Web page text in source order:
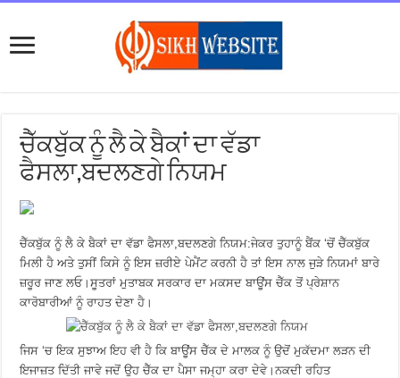
ਚੈੱਕਬੁੱਕ ਨੂੰ ਲੈ ਕੇ ਬੈਕਾਂ ਦਾ ਵੱਡਾ
ਫੈਸਲਾ,ਬਦਲਣਗੇ ਨਿਯਮ
ਚੈੱਕਬੁੱਕ ਨੂੰ ਲੈ ਕੇ ਬੈਕਾਂ ਦਾ ਵੱਡਾ ਫੈਸਲਾ,ਬਦਲਣਗੇ ਨਿਯਮ:ਜੇਕਰ ਤੁਹਾਨੂੰ ਬੈਂਕ ‘ਚੋਂ ਚੈੱਕਬੁੱਕ
ਮਿਲੀ ਹੈ ਅਤੇ ਤੁਸੀਂ ਕਿਸੇ ਨੂੰ ਇਸ ਜ਼ਰੀਏ ਪੇਮੈਂਟ ਕਰਨੀ ਹੈ ਤਾਂ ਇਸ ਨਾਲ ਜੁੜੇ ਨਿਯਮਾਂ ਬਾਰੇ
ਜ਼ਰੂਰ ਜਾਣ ਲਓ।ਸੂਤਰਾਂ ਮੁਤਾਬਕ ਸਰਕਾਰ ਦਾ ਮਕਸਦ ਬਾਊਂਸ ਚੈੱਕ ਤੋਂ ਪ੍ਰੇਸ਼ਾਨ
ਕਾਰੋਬਾਰੀਆਂ ਨੂੰ ਰਾਹਤ ਦੇਣਾ ਹੈ।
ਜਿਸ ‘ਚ ਇਕ ਸੁਝਾਅ ਇਹ ਵੀ ਹੈ ਕਿ ਬਾਊਂਸ ਚੈੱਕ ਦੇ ਮਾਲਕ ਨੂੰ ਉਦੋਂ ਮੁਕੱਦਮਾ ਲੜਨ ਦੀ
ਇਜਾਜ਼ਤ ਦਿੱਤੀ ਜਾਵੇ ਜਦੋਂ ਉਹ ਚੈੱਕ ਦਾ ਪੈਸਾ ਜਮ੍ਹਾ ਕਰਾ ਦੇਵੇ।ਨਕਦੀ ਰਹਿਤ